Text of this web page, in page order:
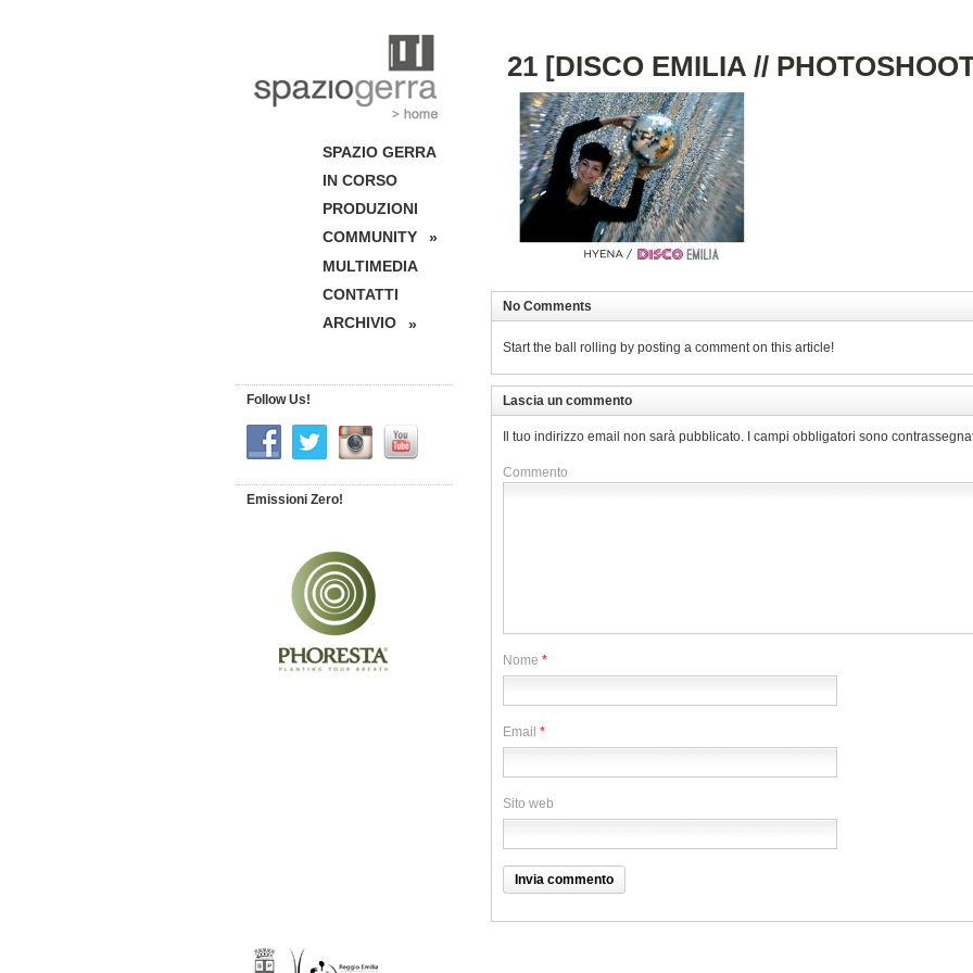
21 [DISCO EMILIA //
No Comments
Start the ball rolling by posting a comment on this article!
Lascia un commento
Il tuo indirizzo email non sarà pubblicato. I campi obbligatori sono
Commento
Nome *
Email *
Sito web
SPAZIO GERRA
IN CORSO
PRODUZIONI
COMMUNITY
»
MULTIMEDIA
CONTATTI
ARCHIVIO
»
Follow Us!
Emissioni Zero!